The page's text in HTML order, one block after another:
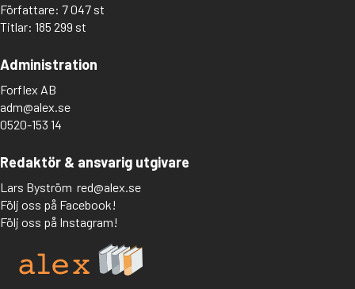
Författare: 7 047 st
Titlar: 185 299 st
Administration
Forflex AB
adm@alex.se
0520-153 14
Redaktör & ansvarig utgivare
Lars Byström red@alex.se
Följ oss på Facebook!
Följ oss på Instagram!